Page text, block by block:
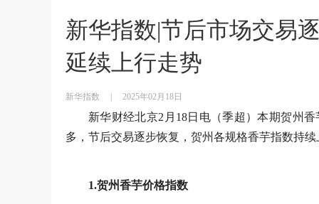
新华指数|节后市场交易
延续上行走势
新华指数 2025年02月18日
新华财经北京2月18日电（季超）本期贺州
多，节后交易逐步恢复，贺州各规格香芋指数持续
1.贺州香芋价格指数